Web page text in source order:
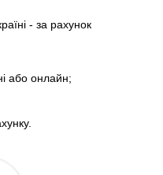
- за рахунок
або онлайн;